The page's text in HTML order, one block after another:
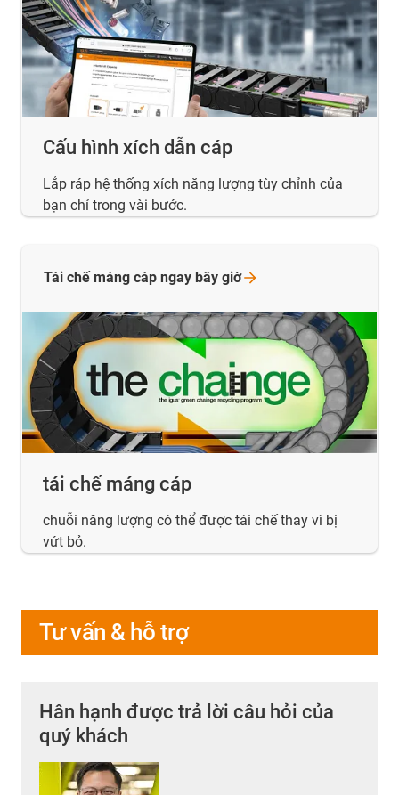
Cấu hình xích dẫn cáp
Lắp ráp hệ thống xích năng lượng tùy chỉnh của
bạn chỉ trong vài bước.
tái chế máng cáp
chuỗi năng lượng có thể được tái chế thay vì bị
vứt bỏ.
Tái chế máng cáp ngay bây giờ
Tư vấn & hỗ trợ
Hân hạnh được trả lời câu hỏi của
quý khách